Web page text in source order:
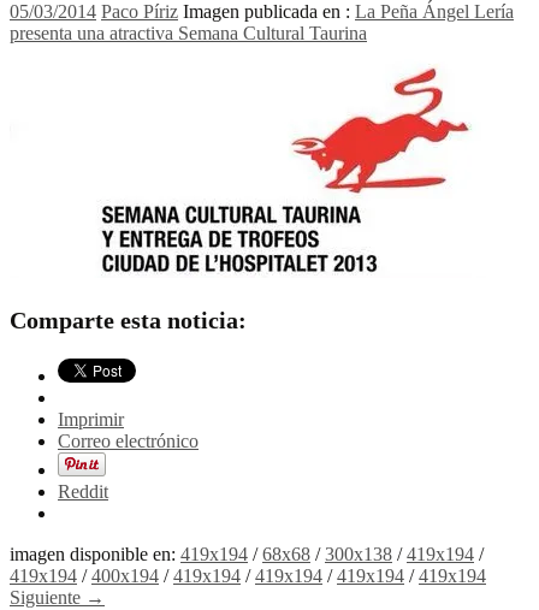
05/03/2014 Paco Píriz Imagen publicada en : La Peña Ángel Lería
presenta una atractiva Semana Cultural Taurina
Comparte esta noticia:
Imprimir
Correo electrónico
Reddit
imagen disponible en: 419x194 /68x68 /300x138 /419x194 /
419x194 /400x194 /419x194 /419x194 /419x194 /419x194
Siguiente →